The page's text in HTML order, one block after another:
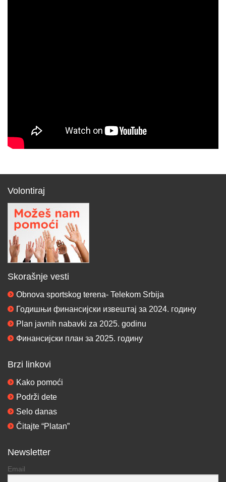
Volontiraj
Skorašnje vesti
Obnova sportskog terena- Telekom Srbija
Годишњи финансијски извештај за 2024. годину
Plan javnih nabavki za 2025. godinu
Финансијски план за 2025. годину
Brzi linkovi
Kako pomoći
Podrži dete
Selo danas
Čitajte “Platan”
Newsletter
Email